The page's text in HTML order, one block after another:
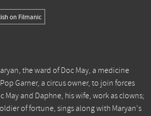
on Filmanic
the ward of Doc May, a medicine
Garner, a circus owner, to join forces
May and Daphne, his wife, work as clowns;
of fortune, sings along with Maryan's